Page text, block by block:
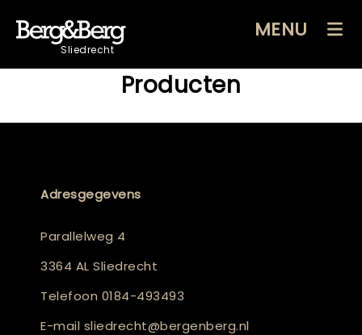
Sliedrecht
MENU
Producten
Adresgegevens
Parallelweg 4
3364 AL Sliedrecht
Telefoon 0184-493493
E-mail sliedrecht@bergenberg.nl